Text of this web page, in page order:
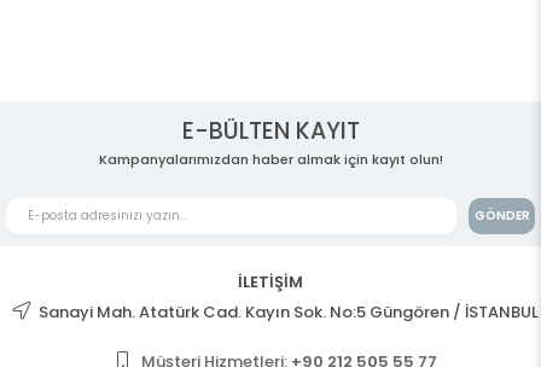
E-BÜLTEN KAYIT
Kampanyalarımızdan haber almak için kayıt olun!
GÖNDER
İLETİŞİM
Sanayi Mah. Atatürk Cad. Kayın Sok. No:5 Güngören / İSTANBUL
Müşteri Hizmetleri: +90 212 505 55 77